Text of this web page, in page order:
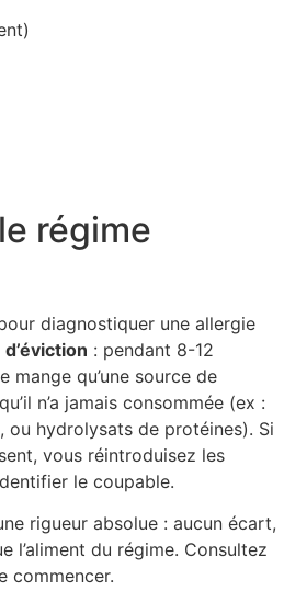
régime
diagnostiquer une allergie
: pendant 8-12
mange qu’une source de
n’a jamais consommée (ex :
ou hydrolysats de protéines). Si
vous réintroduisez les
le coupable.
rigueur absolue : aucun écart,
l’aliment du régime. Consultez
commencer.